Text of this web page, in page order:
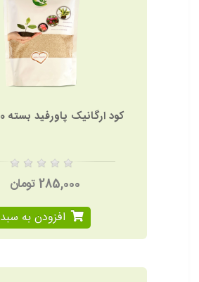
کود ارگانیک پاورفید بسته 250 گرمی
285,000 تومان
افزودن به سبد